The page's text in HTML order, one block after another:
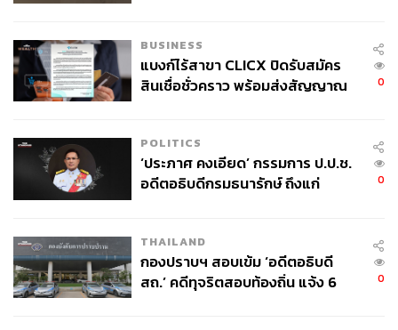
BUSINESS
แบงก์ไร้สาขา CLICX ปิดรับสมัคร
สินเชื่อชั่วคราว พร้อมส่งสัญญาณ
0
POLITICS
‘ประภาศ คงเอียด’ กรรมการ ป.ป.ช.
อดีตอธิบดีกรมธนารักษ์ ถึงแก่
0
THAILAND
กองปราบฯ สอบเข้ม ‘อดีตอธิบดี
สถ.’ คดีทุจริตสอบท้องถิ่น แจ้ง 6
0